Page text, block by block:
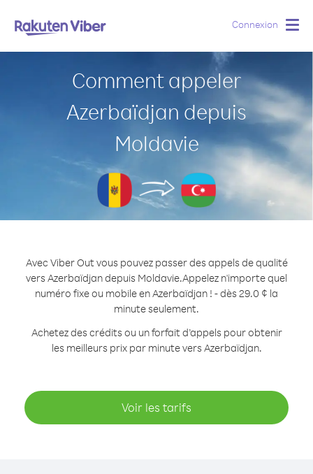
Connexion
Comment appeler
Azerbaïdjan depuis
Moldavie
Avec Viber Out vous pouvez passer des appels de qualité
vers Azerbaïdjan depuis Moldavie.Appelez n'importe quel
numéro fixe ou mobile en Azerbaïdjan ! - dès 29.0 ¢ la
minute seulement.
Achetez des crédits ou un forfait d’appels pour obtenir
les meilleurs prix par minute vers Azerbaïdjan.
Voir les tarifs